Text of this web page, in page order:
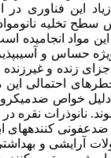
این فناوری
سطح تخلیه
انجامیده
ویژه حساس و
زنده و
احتمالی این
دلیل خواص
نانوذرات
ضدعفونی
آرایشی و